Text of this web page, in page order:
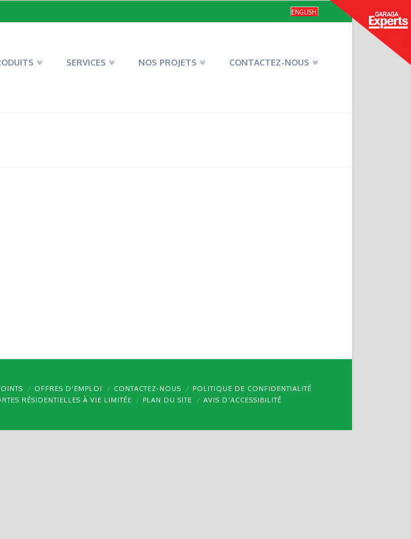
ENGLISH
SERVICES NOS PROJETS CONTACTEZ-NOUS
OFFRES D’EMPLOI CONTACTEZ-NOUS
POLITIQUE DE CONFIDENTIALITÉ
RÉSIDENTIELLES À VIE LIMITÉE PLAN DU SITE AVIS D’ACCESSIBILITÉ